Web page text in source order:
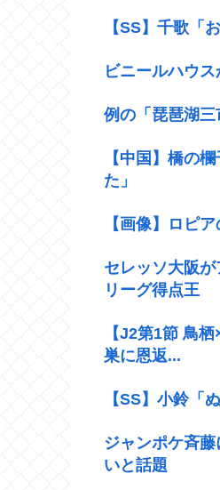
【SS】千歌「
ビニールハウ
例の「琵琶湖
【中国】橋の
た」
【画像】ロピ
セレッソ大阪
リーグ得点王
【J2第1節 鳥
巣に恩返...
【SS】小鈴「
ジャンポケ斉
いと話題